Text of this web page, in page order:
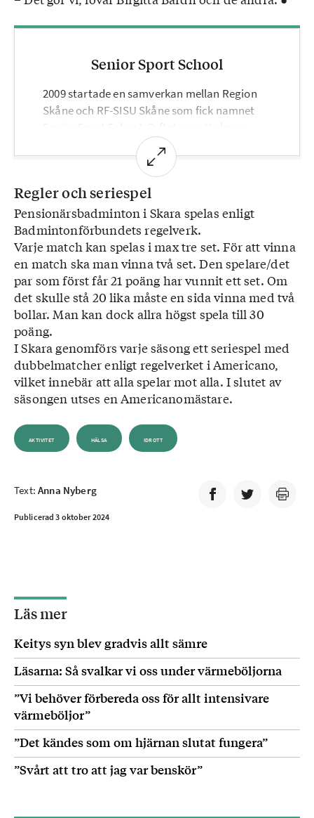
Senior Sport School
2009 startade en samverkan mellan Region
Skåne och RF-SISU Skåne som fick namnet
förutsättningar för ett hälsosamt åldrande,
att inspirera till en aktiv och meningsfull fritid
samt visa på möjligheterna till en aktiv roll
inom idrotten hela livet. Nu har konceptet
spritts över hela landet och innebär att
pensionärer får chansen att i organiserad
form prova på olika sporter och idrotter.
Vill du veta mer?
Du är välkommen att kontakta PRO i Skara
för att få veta mer om hur de arbetar med
badminton.
Roland Johansson, 070 675 31 99, mejl:
roland.johansson@telia.com
Lena Brodin, 073 373 44 37, mejl:
lena.brodin.1954@gmail.com
Regler och seriespel
Pensionärsbadminton i Skara spelas enligt
Badmintonförbundets regelverk.
Varje match kan spelas i max tre set. För att vinna
en match ska man vinna två set. Den spelare/det
par som först får 21 poäng har vunnit ett set. Om
det skulle stå 20 lika måste en sida vinna med två
bollar. Man kan dock allra högst spela till 30
poäng.
I Skara genomförs varje säsong ett seriespel med
dubbelmatcher enligt regelverket i Americano,
vilket innebär att alla spelar mot alla. I slutet av
säsongen utses en Americanomästare.
AKTIVITET HÄLSA IDROTT
Text:Anna Nyberg
Publicerad 3 oktober 2024
Läs mer
Keitys syn blev gradvis allt sämre
Läsarna: Så svalkar vi oss under värmeböljorna
”Vi behöver förbereda oss för allt intensivare
värmeböljor”
”Det kändes som om hjärnan slutat fungera”
”Svårt att tro att jag var benskör”